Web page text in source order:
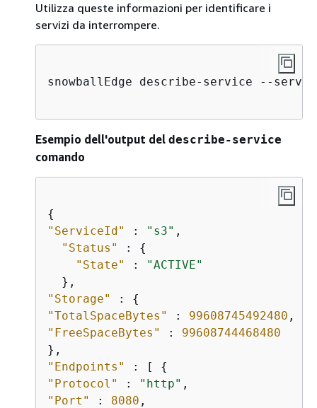
Utilizza queste informazioni per identificare i
servizi da interrompere.
snowballEdge describe-service --
Esempio dell'output del describe-service
comando
{
"ServiceId"
: "s3" ,
"Status"
: {
"State"
:
"ACTIVE"
"Storage"
: {
"TotalSpaceBytes"
: 99608745492480
"FreeSpaceBytes"
: 99608744468480
"Endpoints"
: [ {
"Protocol"
: "http"
"Port"
: 8080